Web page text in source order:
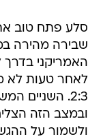
סלע פתח טוב
שבירה מהירה
לאחר טעות לא
ובמצב הזה